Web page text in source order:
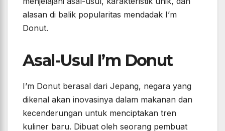
alasan di balik popularitas mendadak I’m
Donut.
Asal-Usul I’m Donut
I’m Donut berasal dari Jepang, negara yang
dikenal akan inovasinya dalam makanan dan
kecenderungan untuk menciptakan tren
kuliner baru. Dibuat oleh seorang pembuat